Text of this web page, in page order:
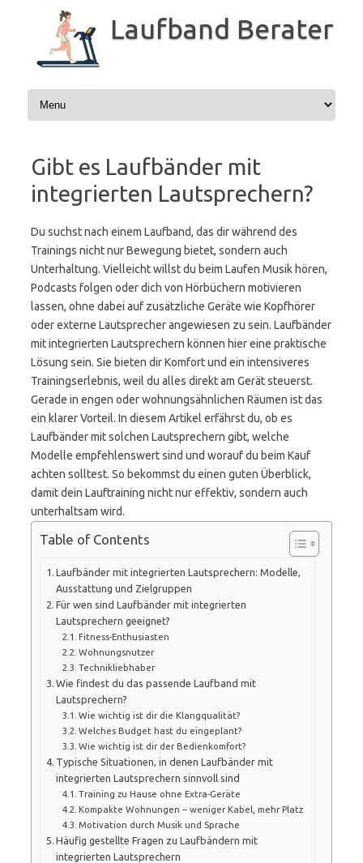
springen
Laufband Berater
Gibt es Laufbänder mit
integrierten Lautsprechern?
Du suchst nach einem Laufband, das dir während des
Trainings nicht nur Bewegung bietet, sondern auch
Unterhaltung. Vielleicht willst du beim Laufen Musik hören,
Podcasts folgen oder dich von Hörbüchern motivieren
lassen, ohne dabei auf zusätzliche Geräte wie Kopfhörer
oder externe Lautsprecher angewiesen zu sein. Laufbänder
mit integrierten Lautsprechern können hier eine praktische
Lösung sein. Sie bieten dir Komfort und ein intensiveres
Trainingserlebnis, weil du alles direkt am Gerät steuerst.
Gerade in engen oder wohnungsähnlichen Räumen ist das
ein klarer Vorteil. In diesem Artikel erfährst du, ob es
Laufbänder mit solchen Lautsprechern gibt, welche
Modelle empfehlenswert sind und worauf du beim Kauf
achten solltest. So bekommst du einen guten Überblick,
damit dein Lauftraining nicht nur effektiv, sondern auch
unterhaltsam wird.
Table of Contents
Laufbänder mit integrierten Lautsprechern: Modelle,
Ausstattung und Zielgruppen
Für wen sind Laufbänder mit integrierten
Lautsprechern geeignet?
Fitness-Enthusiasten
Wohnungsnutzer
Technikliebhaber
Wie findest du das passende Laufband mit
Lautsprechern?
Wie wichtig ist dir die Klangqualität?
Welches Budget hast du eingeplant?
Wie wichtig ist dir der Bedienkomfort?
Typische Situationen, in denen Laufbänder mit
integrierten Lautsprechern sinnvoll sind
Training zu Hause ohne Extra-Geräte
Kompakte Wohnungen – weniger Kabel, mehr Platz
Motivation durch Musik und Sprache
Häufig gestellte Fragen zu Laufbändern mit
integrierten Lautsprechern